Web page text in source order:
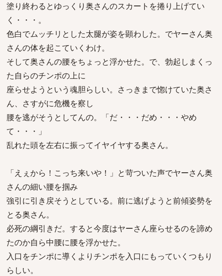
塗り終わるとゆっくり奥さんのスカートを捲り上げてい
く・・・。
色白でムッチリとした太腿が姿を顕わした。でヤーさん奥
さんの体を起こていくわけ。
そして奥さんの腰をちょっと浮かせた。で、勃起しまくっ
た自らのチンポの上に
座らせようという魂胆らしい。さっきまで惚けていた奥さ
ん、さすがに危機を察し
腰を逃がそうとしてんの。「だ・・・だめ・・・やめ
て・・・」
乱れた頭を左右に振ってイヤイヤする奥さん。
「えぇから！こっち来いや！」と苛ついた声でヤーさん奥
さんの細い腰を掴み
強引に引き戻そうとしている。前に逃げようと前傾姿勢を
とる奥さん。
必死の綱引きだ。すると今度はヤーさん座らせるのを諦め
たのか自ら中腰に腰を浮かせた。
入口をチンポに導くよりチンポを入口にもっていくつもり
らしい。